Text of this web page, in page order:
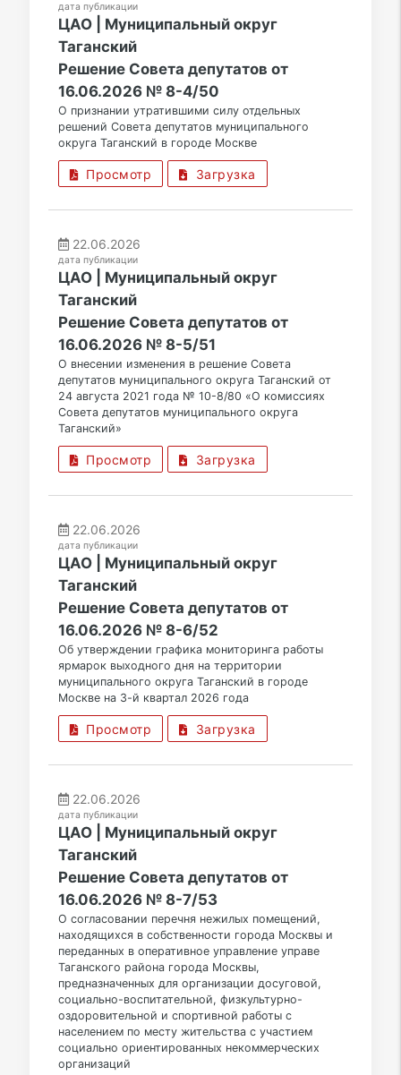
дата публикации
ЦАО | Муниципальный округ
Таганский
Решение Совета депутатов от
16.06.2026 № 8-4/50
О признании утратившими силу отдельных
решений Совета депутатов муниципального
округа Таганский в городе Москве
Просмотр Загрузка
22.06.2026
дата публикации
ЦАО | Муниципальный округ
Таганский
Решение Совета депутатов от
16.06.2026 № 8-5/51
О внесении изменения в решение Совета
депутатов муниципального округа Таганский от
24 августа 2021 года № 10-8/80 «О комиссиях
Совета депутатов муниципального округа
Таганский»
Просмотр Загрузка
22.06.2026
дата публикации
ЦАО | Муниципальный округ
Таганский
Решение Совета депутатов от
16.06.2026 № 8-6/52
Об утверждении графика мониторинга работы
ярмарок выходного дня на территории
муниципального округа Таганский в городе
Москве на 3-й квартал 2026 года
Просмотр Загрузка
22.06.2026
дата публикации
ЦАО | Муниципальный округ
Таганский
Решение Совета депутатов от
16.06.2026 № 8-7/53
О согласовании перечня нежилых помещений,
находящихся в собственности города Москвы и
переданных в оперативное управление управе
Таганского района города Москвы,
предназначенных для организации досуговой,
социально-воспитательной, физкультурно-
оздоровительной и спортивной работы с
населением по месту жительства с участием
социально ориентированных некоммерческих
организаций